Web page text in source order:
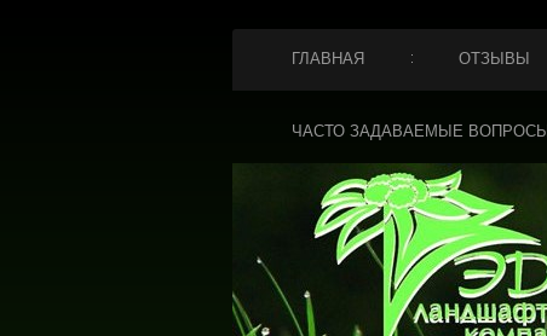
ГЛАВНАЯ ОТЗЫВЫ
ЧАСТО ЗАДАВАЕМЫЕ ВОПРОСЫ